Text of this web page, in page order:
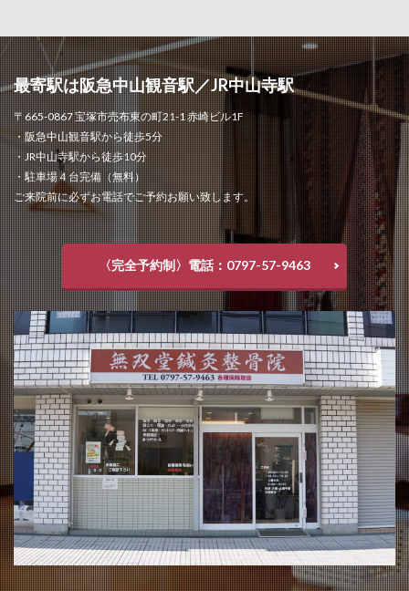
最寄駅は阪急中山観音駅／JR中山寺駅
〒665-0867 宝塚市売布東の町21-1 赤崎ビル1F
・阪急中山観音駅から徒歩5分
・JR中山寺駅から徒歩10分
・駐車場４台完備（無料）
ご来院前に必ずお電話でご予約お願い致します。
〈完全予約制〉電話：0797-57-9463